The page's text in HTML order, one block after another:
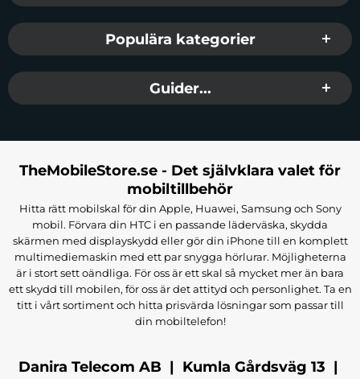
Populära kategorier
Guider...
TheMobileStore.se - Det självklara valet för
mobiltillbehör
Hitta rätt mobilskal för din Apple, Huawei, Samsung och Sony
mobil. Förvara din HTC i en passande läderväska, skydda
skärmen med displayskydd eller gör din iPhone till en komplett
multimediemaskin med ett par snygga hörlurar. Möjligheterna
är i stort sett oändliga. För oss är ett skal så mycket mer än bara
ett skydd till mobilen, för oss är det attityd och personlighet. Ta en
titt i vårt sortiment och hitta prisvärda lösningar som passar till
din mobiltelefon!
Danira Telecom AB | Kumla Gårdsväg 13 |